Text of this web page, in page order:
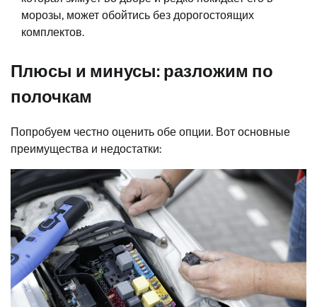
морозы, может обойтись без дорогостоящих
комплектов.
Плюсы и минусы: разложим по
полочкам
Попробуем честно оценить обе опции. Вот основные
преимущества и недостатки: